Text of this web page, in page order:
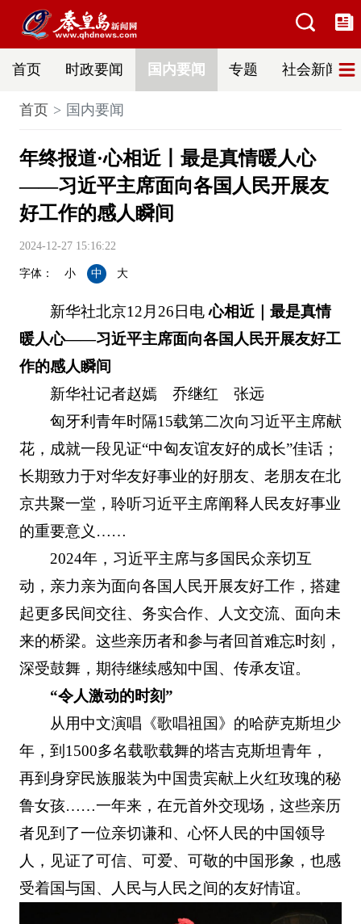
首页 时政要闻 国内要闻 专题 社会新闻
首页 国内要闻
年终报道·心相近丨最是真情暖人心
——习近平主席面向各国人民开展友
好工作的感人瞬间
2024-12-27 15:16:22
字体： 小 中 大
新华社北京12月26日电心相近｜最是真情
暖人心——习近平主席面向各国人民开展友好工
作的感人瞬间
新华社记者赵嫣 乔继红 张远
匈牙利青年时隔15载第二次向习近平主席献
花，成就一段见证“中匈友谊友好的成长”佳话；
长期致力于对华友好事业的好朋友、老朋友在北
京共聚一堂，聆听习近平主席阐释人民友好事业
的重要意义……
2024年，习近平主席与多国民众亲切互
动，亲力亲为面向各国人民开展友好工作，搭建
起更多民间交往、务实合作、人文交流、面向未
来的桥梁。这些亲历者和参与者回首难忘时刻，
深受鼓舞，期待继续感知中国、传承友谊。
“令人激动的时刻”
从用中文演唱《歌唱祖国》的哈萨克斯坦少
年，到1500多名载歌载舞的塔吉克斯坦青年，
再到身穿民族服装为中国贵宾献上火红玫瑰的秘
鲁女孩……一年来，在元首外交现场，这些亲历
者见到了一位亲切谦和、心怀人民的中国领导
人，见证了可信、可爱、可敬的中国形象，也感
受着国与国、人民与人民之间的友好情谊。